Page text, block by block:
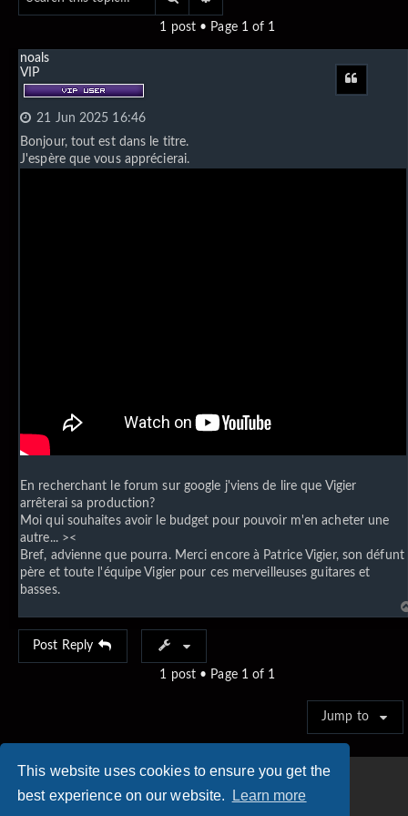
This website uses cookies to ensure you get the
best experience on our website.
Learn more
1 post • Page 1 of 1
noals
VIP
21 Jun 2025 16:46
Bonjour, tout est dans le titre.
J'espère que vous apprécierai.
En recherchant le forum sur google j'viens de lire que Vigier
arrêterai sa production?
Moi qui souhaites avoir le budget pour pouvoir m'en acheter une
autre... ><
Bref, advienne que pourra. Merci encore à Patrice Vigier, son défunt
père et toute l'équipe Vigier pour ces merveilleuses guitares et
basses.
Post Reply
1 post • Page 1 of 1
Jump to